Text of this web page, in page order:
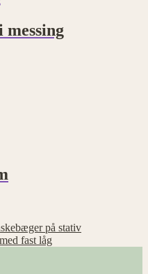
messing
på stativ
fast låg